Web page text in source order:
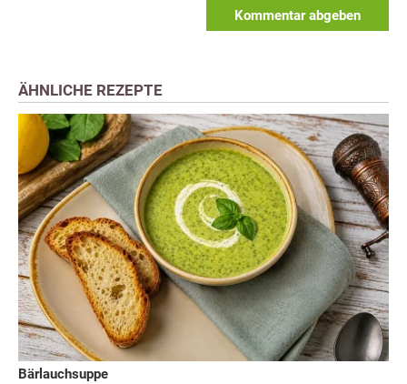
Kommentar abgeben
ÄHNLICHE REZEPTE
Bärlauchsuppe